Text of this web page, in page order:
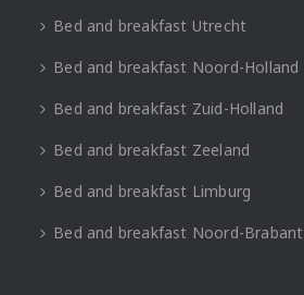
Bed and breakfast Utrecht
Bed and breakfast Noord-Holland
Bed and breakfast Zuid-Holland
Bed and breakfast Zeeland
Bed and breakfast Limburg
Bed and breakfast Noord-Brabant